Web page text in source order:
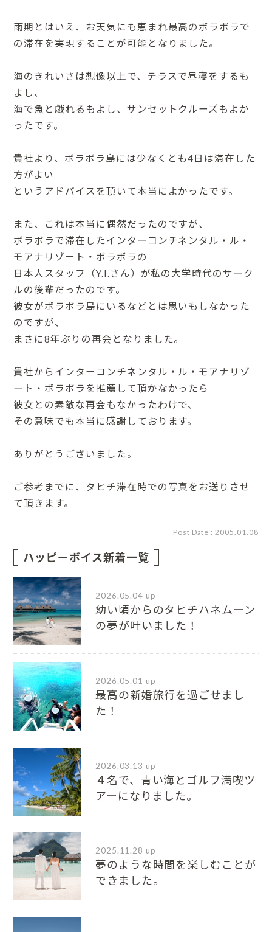
雨期とはいえ、お天気にも恵まれ最高のボラボラで
の滞在を実現することが可能となりました。
海のきれいさは想像以上で、テラスで昼寝をするも
よし、
海で魚と戯れるもよし、サンセットクルーズもよか
ったです。
貴社より、ボラボラ島には少なくとも4日は滞在した
方がよい
というアドバイスを頂いて本当によかったです。
また、これは本当に偶然だったのですが、
ボラボラで滞在したインターコンチネンタル・ル・
モアナリゾート・ボラボラの
日本人スタッフ（Y.I.さん）が私の大学時代のサーク
ルの後輩だったのです。
彼女がボラボラ島にいるなどとは思いもしなかった
のですが、
まさに8年ぶりの再会となりました。
貴社からインターコンチネンタル・ル・モアナリゾ
ート・ボラボラを推薦して頂かなかったら
彼女との素敵な再会もなかったわけで、
その意味でも本当に感謝しております。
ありがとうございました。
ご参考までに、タヒチ滞在時での写真をお送りさせ
て頂きます。
Post Date : 2005.01.08
ハッピーボイス新着一覧
2026.05.04 up
幼い頃からのタヒチハネムーン
の夢が叶いました！
2026.05.01 up
最高の新婚旅行を過ごせまし
た！
2026.03.13 up
４名で、青い海とゴルフ満喫ツ
アーになりました。
2025.11.28 up
夢のような時間を楽しむことが
できました。